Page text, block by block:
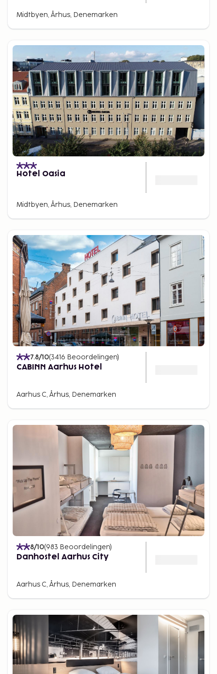
Midtbyen, Århus, Denemarken
Hotel Oasia
Midtbyen, Århus, Denemarken
7.8/10(3416 Beoordelingen)
CABINN Aarhus Hotel
Aarhus C, Århus, Denemarken
8/10(983 Beoordelingen)
Danhostel Aarhus City
Aarhus C, Århus, Denemarken